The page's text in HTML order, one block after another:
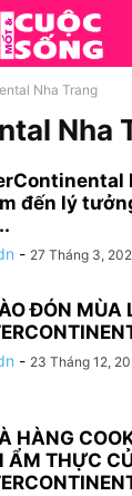
Nha Trang
Nha
đến lý
- 27 Tháng 3,
ĐÓN MÙA
- 23 Tháng 12,
HÀNG
ẨM THỰC